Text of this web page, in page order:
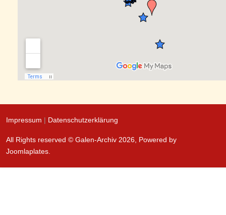
Impressum | Datenschutzerklärung
All Rights reserved © Galen-Archiv 2026, Powered by
Joomlaplates